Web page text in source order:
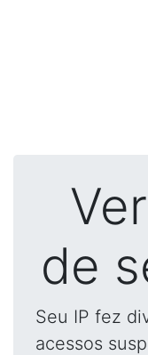
de
Seu IP fez
acessos